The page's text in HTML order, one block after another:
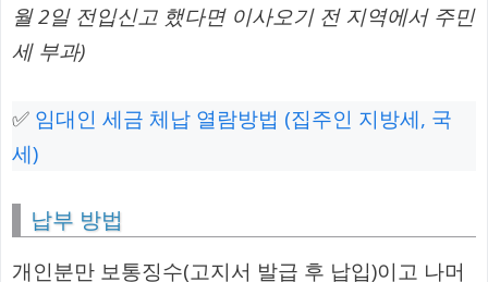
월 2일 전입신고 했다면 이사오기 전 지역에서 주민
세 부과)
✅ 임대인 세금 체납 열람방법 (집주인 지방세, 국
세)
납부 방법
개인분만 보통징수(고지서 발급 후 납입)이고 나머